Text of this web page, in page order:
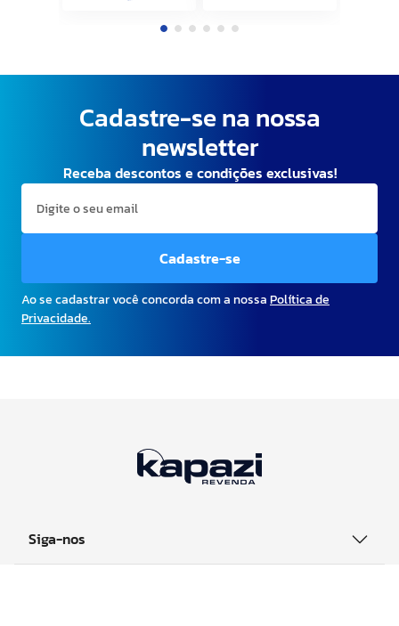
60cm Doce Lar
Cadastre-se na nossa
newsletter
Receba descontos e condições exclusivas!
Ao se cadastrar você concorda com a nossa